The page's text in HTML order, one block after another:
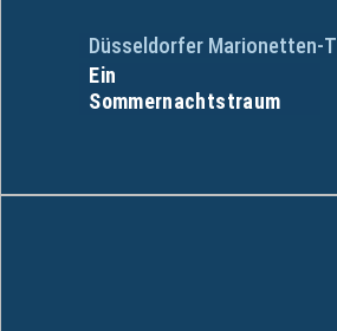
Düsseldorfer Marionetten-
Ein
Sommernachtstraum